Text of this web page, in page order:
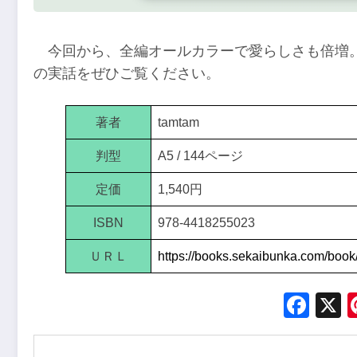
今回から、全編オールカラーで愛らしさも倍
の実話をぜひご覧ください。
著者 tamtam
判型 A5 / 144ページ
定価 1,540円
ISBN 978-4418255023
ＵＲＬ https://books.sekaibunka.com/